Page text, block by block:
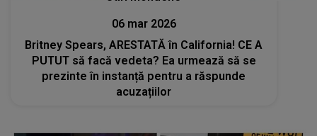
06 mar 2026
Britney Spears, ARESTATĂ în California! CE A
PUTUT să facă vedeta? Ea urmează să se
prezinte în instanță pentru a răspunde
acuzațiilor